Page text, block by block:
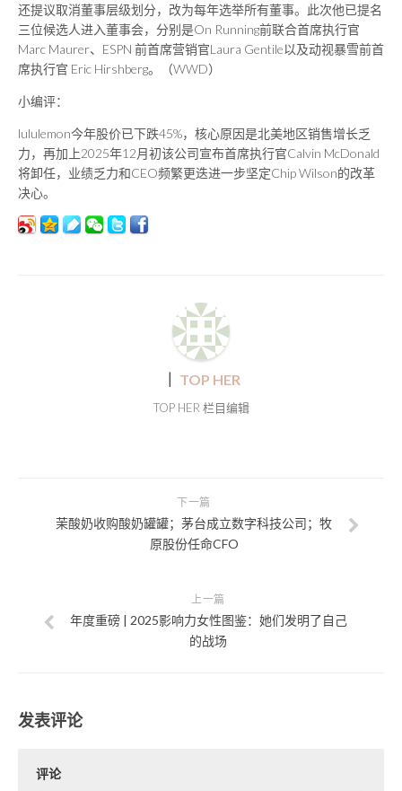
还提议取消董事层级划分，改为每年选举所有董事。此次他已提名
三位候选人进入董事会，分别是On Running前联合首席执行官
Marc Maurer、ESPN 前首席营销官Laura Gentile以及动视暴雪前首
席执行官 Eric Hirshberg。（WWD）
小编评：
lululemon今年股价已下跌45%，核心原因是北美地区销售增长乏
力，再加上2025年12月初该公司宣布首席执行官Calvin McDonald
将卸任，业绩乏力和CEO频繁更迭进一步坚定Chip Wilson的改革
决心。
TOP HER
TOP HER 栏目编辑
下一篇
茉酸奶收购酸奶罐罐；茅台成立数字科技公司；牧
原股份任命CFO
上一篇
年度重磅 | 2025影响力女性图鉴：她们发明了自己
的战场
发表评论
评论